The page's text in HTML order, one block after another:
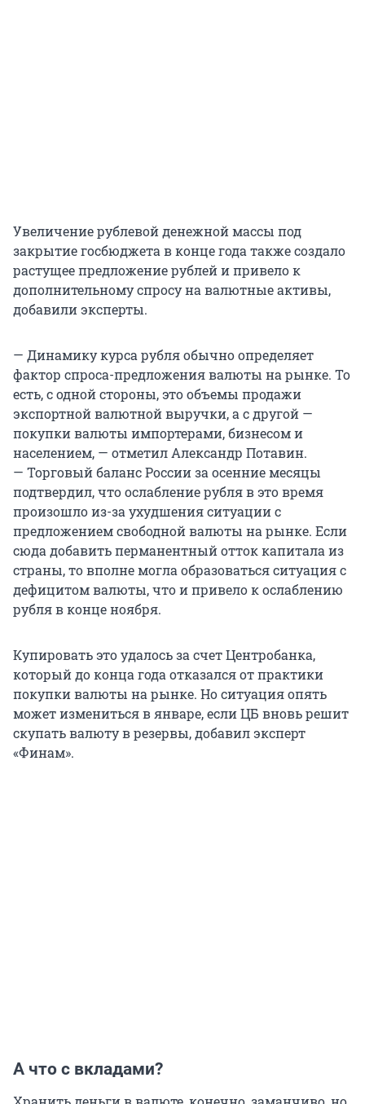
Увеличение рублевой денежной массы под
закрытие госбюджета в конце года также создало
растущее предложение рублей и привело к
дополнительному спросу на валютные активы,
добавили эксперты.
— Динамику курса рубля обычно определяет
фактор спроса-предложения валюты на рынке. То
есть, с одной стороны, это объемы продажи
экспортной валютной выручки, а с другой —
покупки валюты импортерами, бизнесом и
населением, — отметил Александр Потавин.
— Торговый баланс России за осенние месяцы
подтвердил, что ослабление рубля в это время
произошло из-за ухудшения ситуации с
предложением свободной валюты на рынке. Если
сюда добавить перманентный отток капитала из
страны, то вполне могла образоваться ситуация с
дефицитом валюты, что и привело к ослаблению
рубля в конце ноября.
Купировать это удалось за счет Центробанка,
который до конца года отказался от практики
покупки валюты на рынке. Но ситуация опять
может измениться в январе, если ЦБ вновь решит
скупать валюту в резервы, добавил эксперт
«Финам».
А что с вкладами?